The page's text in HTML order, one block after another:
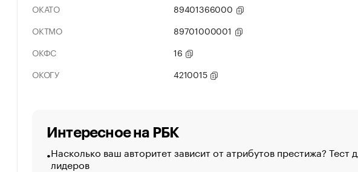
ОКАТО
89401366000
ОКТМО
89701000001
ОКФС
16
ОКОГУ
4210015
Интересное на РБК
Насколько ваш авторитет зависит от атрибутов престижа? Тест
лидеров